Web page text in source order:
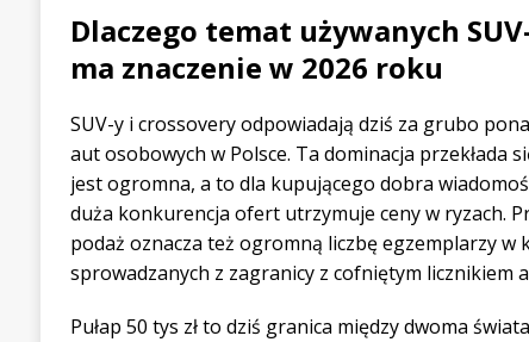
Dlaczego temat używanych
ma znaczenie w 2026 roku
SUV-y i crossovery odpowiadają dziś za grubo
aut osobowych w Polsce. Ta dominacja przekłada
jest ogromna, a to dla kupującego dobra
duża konkurencja ofert utrzymuje ceny w ryzach.
podaż oznacza też ogromną liczbę egzemplarzy w
sprowadzanych z zagranicy z cofniętym licznikiem
Pułap 50 tys zł to dziś granica między dwoma